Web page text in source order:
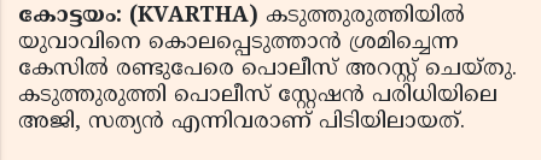
കോട്ടയം: (KVARTHA) കടുത്തുരുത്തിയില്‍
യുവാവിനെ കൊലപ്പെടുത്താന്‍ ശ്രമിച്ചെന്ന
കേസില്‍ രണ്ടുപേരെ പൊലീസ് അറസ്റ്റ് ചെയ്തു.
കടുത്തുരുത്തി പൊലീസ് സ്റ്റേഷന്‍ പരിധിയിലെ
അജി, സത്യന്‍ എന്നിവരാണ് പിടിയിലായത്.